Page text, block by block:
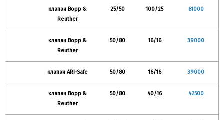
клапан Bopp &
Reuther
25/50 100/25 61000
клапан Bopp &
Reuther
50/80 16/16 39000
клапан ARI-Safe 50/80 16/16 39000
клапан Bopp &
Reuther
50/80 40/16 42500